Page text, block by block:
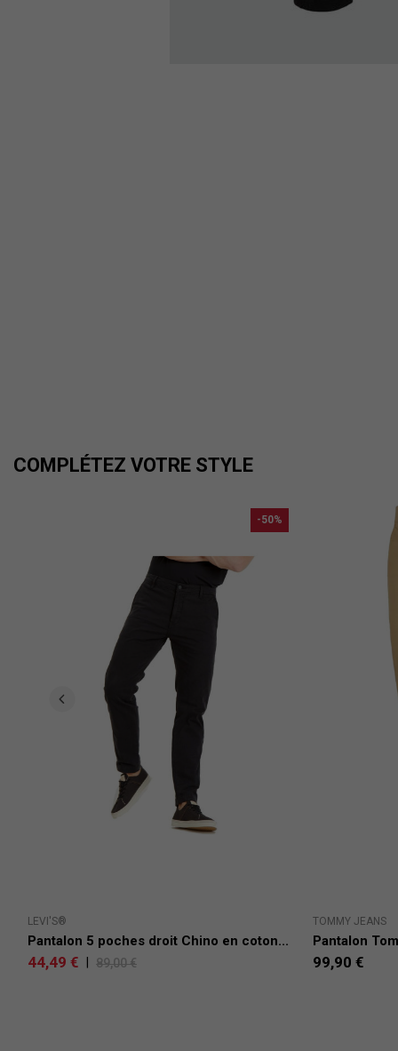
COMPLÉTEZ VOTRE STYLE
LEVI'S®
Pantalon 5 poches droit Chino en coton...
44,49 €
-50%
89,00 €
TOMMY JEANS
Pantalon
99,90 €